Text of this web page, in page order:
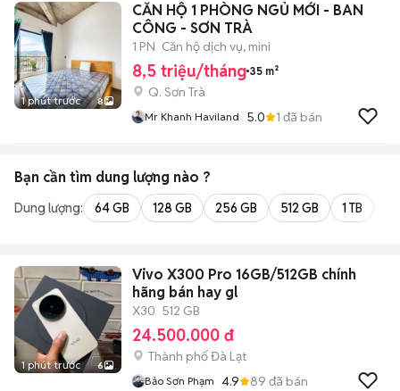
1 phút trước 8
CĂN HỘ 1 PHÒNG NGỦ MỚI - BAN
CÔNG - SƠN TRÀ
1 PN Căn hộ dịch vụ, mini
8,5 triệu/tháng 35 m²
Q. Sơn Trà
Mr Khanh Haviland 5.0 1 đã bán
Bạn cần tìm dung lượng nào ?
Dung lượng: 64 GB 128 GB 256 GB 512 GB 1 TB
1 phút trước 6
Vivo X300 Pro 16GB/512GB chính
hãng bán hay gl
X30 512 GB
24.500.000 đ
Thành phố Đà Lạt
Bảo Sơn Phạm 4.9 89 đã bán